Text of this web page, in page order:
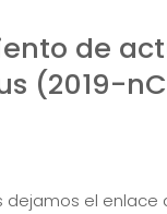
de
(2019-
dejamos el